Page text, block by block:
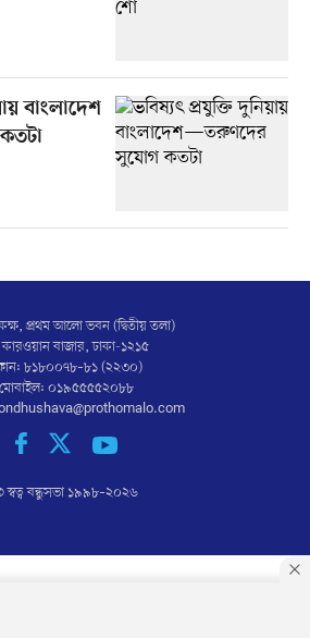
বাংলাদেশ
প্রথম আলো ভবন (দ্বিতীয় তলা)
বাজার, ঢাকা-১২১৫
৮১৮০০৭৮–৮১ (২২৩০)
মোবাইল: ০১৯৫৫৫৫২০৮৮
স্বত্ব বন্ধুসভা ১৯৯৮–২০২৬